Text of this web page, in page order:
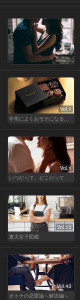
Vol.1
非常によくおモテになる殿方のホワイトデー
Vol.1
いつだって、どこだって
Vol.13
東大女子図鑑
Vol.43
オトナの恋愛論～解説編～